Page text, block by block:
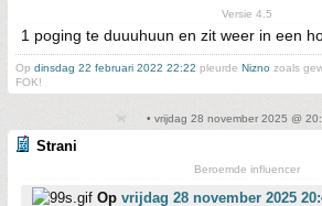
Versie 4.5
1 poging te duuuhuun en zit weer in een
Op dinsdag 22 februari 2022 22:22 pleurde Nizno zoals
FOK!
• vrijdag 28 november 2025 @
Strani
Beroemde influencer
Op vrijdag 28 november 2025